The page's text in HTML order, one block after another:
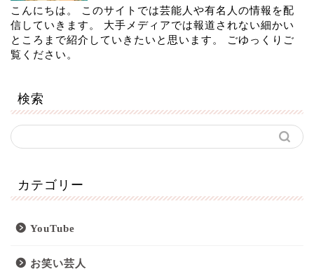
こんにちは。 このサイトでは芸能人や有名人の情報を配
信していきます。 大手メディアでは報道されない細かい
ところまで紹介していきたいと思います。 ごゆっくりご
覧ください。
検索
カテゴリー
YouTube
お笑い芸人